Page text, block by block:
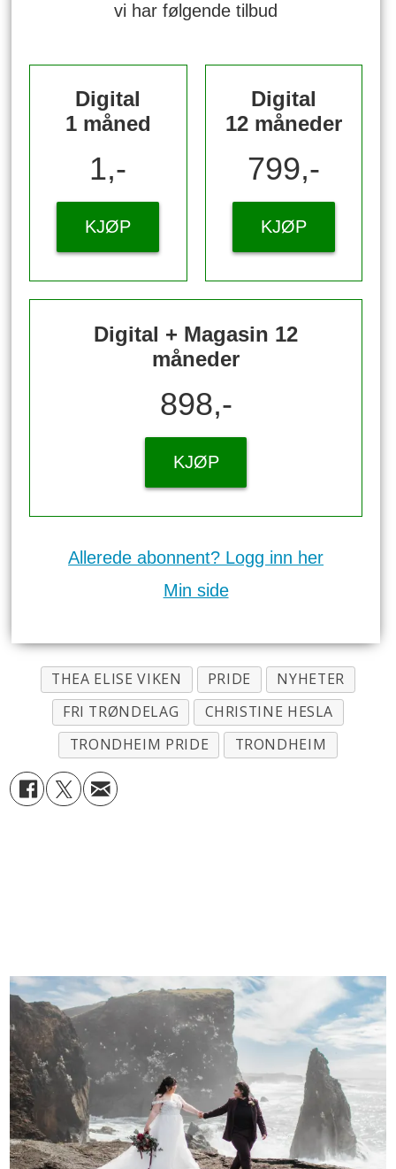
vi har følgende tilbud
Digital
1 måned
1,-
KJØP
Digital
12 måneder
799,-
KJØP
Digital + Magasin 12
måneder
898,-
KJØP
Allerede abonnent? Logg inn her
Min side
THEA ELISE VIKEN PRIDE
NYHETER
FRI TRØNDELAG
CHRISTINE HESLA
TRONDHEIM PRIDE
TRONDHEIM